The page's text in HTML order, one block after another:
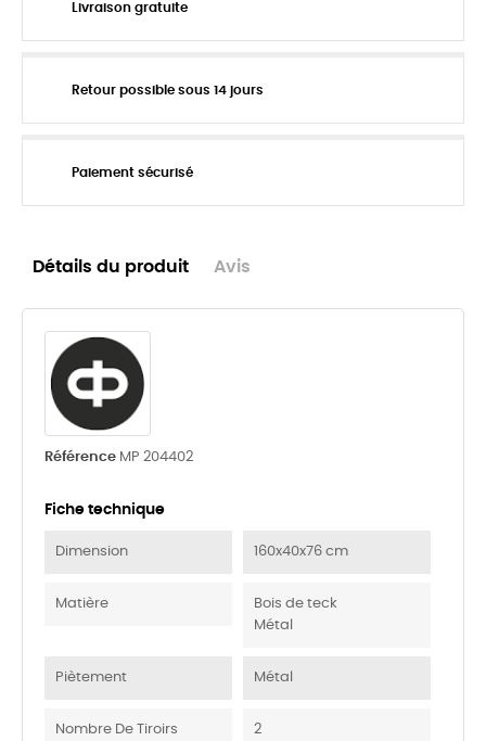
Livraison gratuite
Retour possible sous 14 jours
Paiement sécurisé
Détails du produit Avis
Référence MP 204402
Fiche technique
Dimension 160x40x76 cm
Matière
Bois de teck
Métal
Piètement Métal
Nombre De Tiroirs 2